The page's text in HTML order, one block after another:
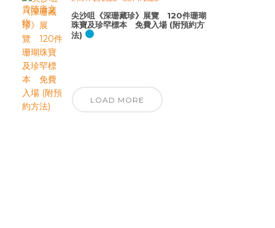
尖沙咀《深珊藏珍》展覽 120件珊瑚
珠寶及珍罕標本 免費入場 (附預約方
法)
LOAD MORE